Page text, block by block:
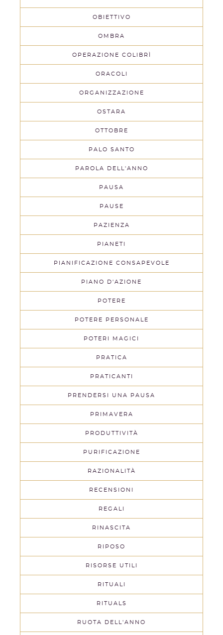
OBIETTIVO
OMBRA
OPERAZIONE COLIBRÌ
ORACOLI
ORGANIZZAZIONE
OSTARA
OTTOBRE
PALO SANTO
PAROLA DELL'ANNO
PAUSA
PAUSE
PAZIENZA
PIANETI
PIANIFICAZIONE CONSAPEVOLE
PIANO D'AZIONE
POTERE
POTERE PERSONALE
POTERI MAGICI
PRATICA
PRATICANTI
PRENDERSI UNA PAUSA
PRIMAVERA
PRODUTTIVITÀ
PURIFICAZIONE
RAZIONALITÀ
RECENSIONI
REGALI
RINASCITA
RIPOSO
RISORSE UTILI
RITUALI
RITUALS
RUOTA DELL'ANNO